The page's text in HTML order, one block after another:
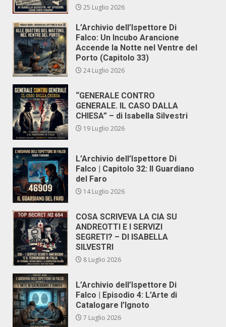
25 Luglio 2026
L’Archivio dell’Ispettore Di
Falco: Un Incubo Arancione
Accende la Notte nel Ventre del
Porto (Capitolo 33)
24 Luglio 2026
“GENERALE CONTRO
GENERALE. IL CASO DALLA
CHIESA” – di Isabella Silvestri
19 Luglio 2026
L’Archivio dell’Ispettore Di
Falco | Capitolo 32: Il Guardiano
del Faro
14 Luglio 2026
COSA SCRIVEVA LA CIA SU
ANDREOTTI E I SERVIZI
SEGRETI? – DI ISABELLA
SILVESTRI
8 Luglio 2026
L’Archivio dell’Ispettore Di
Falco | Episodio 4: L’Arte di
Catalogare l’Ignoto
7 Luglio 2026